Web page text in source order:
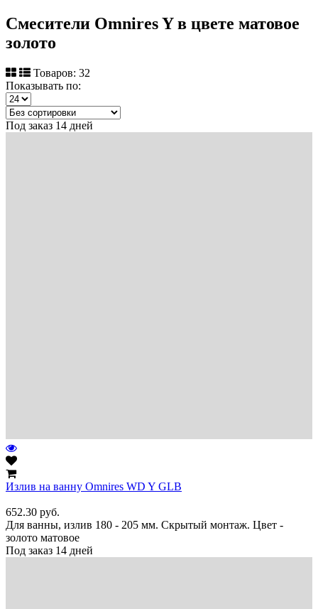
Смесители Omnires Y в цвете матовое
золото
Товаров: 32
Показывать по:
Под заказ 14 дней
Излив на ванну Omnires WD Y GLB
652.30 руб.
Для ванны, излив 180 - 205 мм. Скрытый монтаж. Цвет -
золото матовое
Под заказ 14 дней